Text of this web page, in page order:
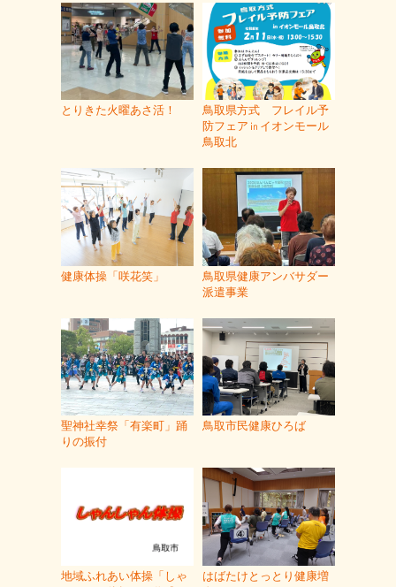
とりきた火曜あさ活！
鳥取県方式 フレイル予
防フェア㏌イオンモール
鳥取北
健康体操「咲花笑」
鳥取県健康アンバサダー
派遣事業
聖神社幸祭「有楽町」踊
りの振付
鳥取市民健康ひろば
地域ふれあい体操「しゃ
はばたけとっとり健康増